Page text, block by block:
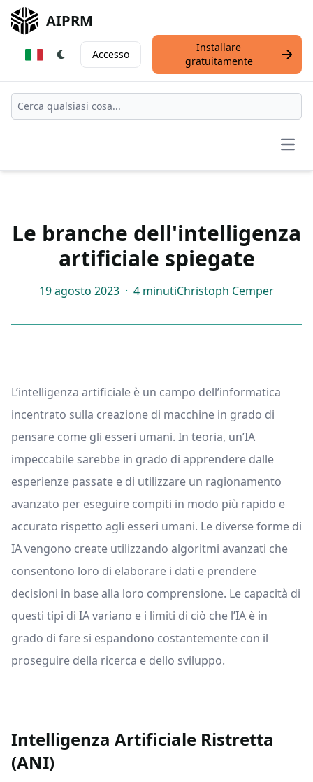
AIPRM
Accesso
Installare
gratuitamente
Le branche dell'intelligenza
artificiale spiegate
19 agosto 2023 · 4 minutiChristoph Cemper
L’intelligenza artificiale è un campo dell’informatica
incentrato sulla creazione di macchine in grado di
pensare come gli esseri umani. In teoria, un’IA
impeccabile sarebbe in grado di apprendere dalle
esperienze passate e di utilizzare un ragionamento
avanzato per eseguire compiti in modo più rapido e
accurato rispetto agli esseri umani. Le diverse forme di
IA vengono create utilizzando algoritmi avanzati che
consentono loro di elaborare i dati e prendere
decisioni in base alla loro comprensione. Le capacità di
questi tipi di IA variano e i limiti di ciò che l’IA è in
grado di fare si espandono costantemente con il
proseguire della ricerca e dello sviluppo.
Intelligenza Artificiale Ristretta
(ANI)